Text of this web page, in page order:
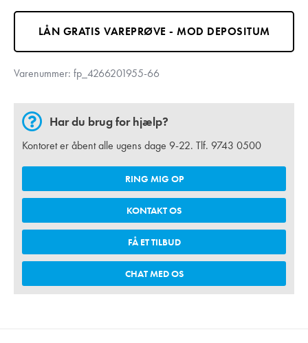
LÅN GRATIS VAREPRØVE - MOD DEPOSITUM
Varenummer: fp_4266201955-66
Har du brug for hjælp?
Kontoret er åbent alle ugens dage 9-22. Tlf. 9743 0500
RING MIG OP
KONTAKT OS
FÅ ET TILBUD
CHAT MED OS